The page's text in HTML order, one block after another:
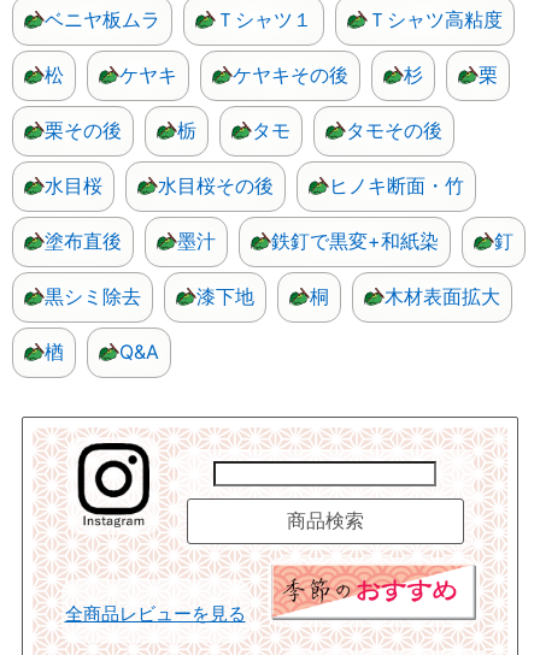
ベニヤ板ムラ Ｔシャツ１ Ｔシャツ高粘度
松 ケヤキ ケヤキその後 杉 栗
栗その後 栃 タモ タモその後
水目桜 水目桜その後 ヒノキ断面・竹
塗布直後 墨汁 鉄釘で黒変+和紙染 釘
黒シミ除去 漆下地 桐 木材表面拡大
楢 Q&A
全商品レビューを見る